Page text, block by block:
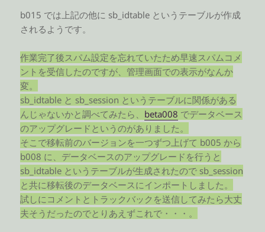
b015 では上記の他に sb_idtable というテーブルが作成
されるようです。
作業完了後スパム設定を忘れていたため早速スパムコメ
ントを受信したのですが、管理画面での表示がなんか
変。
sb_idtable と sb_session というテーブルに関係がある
んじゃないかと調べてみたら、 beta008 でデータベース
のアップグレードというのがありました。
そこで移転前のバージョンを一つずつ上げて b005 から
b008 に、データベースのアップグレードを行うと
sb_idtable というテーブルが生成されたので sb_session
と共に移転後のデータベースにインポートしました。
試しにコメントとトラックバックを送信してみたら大丈
夫そうだったのでとりあえずこれで・・・。